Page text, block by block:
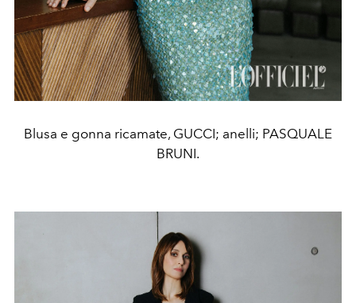
Blusa e gonna ricamate, GUCCI; anelli; PASQUALE
BRUNI.